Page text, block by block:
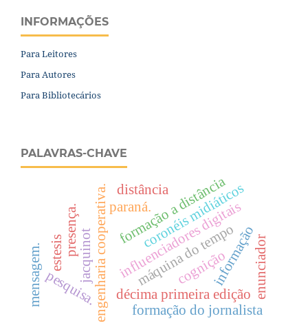
INFORMAÇÕES
Para Leitores
Para Autores
Para Bibliotecários
PALAVRAS-CHAVE
influenciadores digitais
engenharia cooperativa.formação a distância
jacquinot
presença.
décima primeira edição
máquina do tempo
pesquisa.
formação do jornalista
paraná.
informação
mensagem.
coronéis midiáticos
enunciador
estesis
distância
cognição